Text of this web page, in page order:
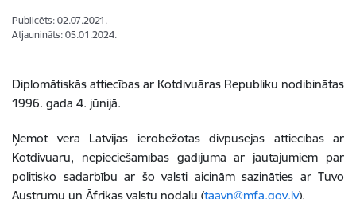
Publicēts: 02.07.2021.
Atjaunināts: 05.01.2024.
Diplomātiskās attiecības ar Kotdivuāras Republiku nodibinātas
1996. gada 4. jūnijā.
Ņemot vērā Latvijas ierobežotās divpusējās attiecības ar
Kotdivuāru, nepieciešamības gadījumā ar jautājumiem par
politisko sadarbību ar šo valsti aicinām sazināties ar Tuvo
Austrumu un Āfrikas valstu nodaļu (taavn@mfa.gov.lv).